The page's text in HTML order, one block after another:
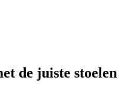
de juiste stoelen